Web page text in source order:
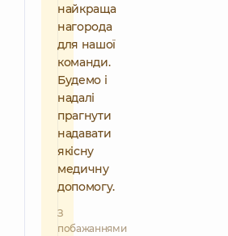
найкраща
нагорода
для нашої
команди.
Будемо і
надалі
прагнути
надавати
якісну
медичну
допомогу.
З
побажаннями